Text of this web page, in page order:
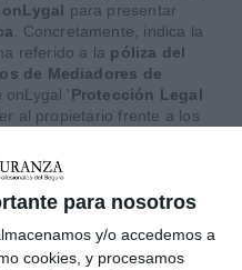
para nosotros
y/o accedemos a
cookies, y procesamos
onLygal para presentar
. Concretamente, indica la
referido a la póliza del
de Mediadores de
onLygal 'Protección Legal
al propietario frente a los
trata de una solución
la actividad de los
complemento esencial al
se encuentra la